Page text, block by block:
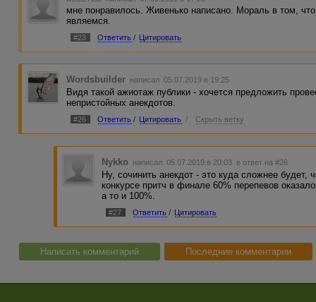
мне понравилось. Живенько написано. Мораль в том,
являемся.
#23 Ответить / Цитировать
Wordsbuilder написал 05.07.2019 в 19:25
Видя такой ажиотаж публики - хочется предложить
непристойных анекдотов.
#26 Ответить / Цитировать / Скрыть ветку
Nykko написал 05.07.2019 в 20:03 в ответ на #26
Ну, сочинить анекдот - это куда сложнее будет,
конкурсе притч в финале 60% перепевов
а то и 100%.
#27 Ответить / Цитировать
Написать комментарий Последние комментарии